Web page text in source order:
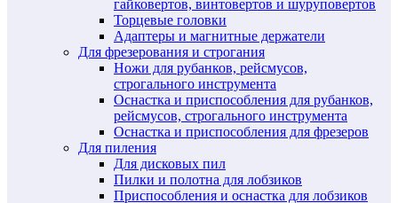
гайковертов, винтовертов и шуруповертов
Торцевые головки
Адаптеры и магнитные держатели
Для фрезерования и строгания
Ножи для рубанков, рейсмусов,
строгального инструмента
Оснастка и приспособления для рубанков,
рейсмусов, строгального инструмента
Оснастка и приспособления для фрезеров
Для пиления
Для дисковых пил
Пилки и полотна для лобзиков
Приспособления и оснастка для лобзиков